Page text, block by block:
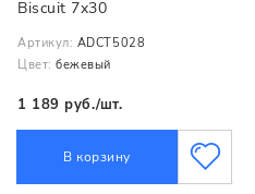
Biscuit 7x30
Артикул: ADCT5028
Цвет: бежевый
1 189 руб./шт.
В корзину